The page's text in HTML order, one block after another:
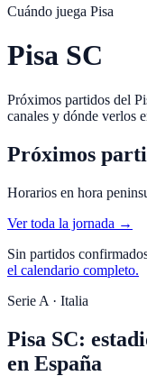
Cuándo juega Pisa
Pisa SC
Próximos partidos del
canales y dónde verlos
Próximos
Horarios en hora
Ver toda la jornada →
Sin partidos
el calendario completo.
Serie A · Italia
Pisa SC:
en España